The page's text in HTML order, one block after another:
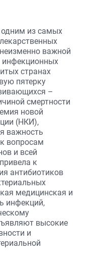
одним из самых
важной
инфекционных
странах
пятерку
–
смертности
новой
(НКИ),
важность
вопросам
и всей
к
антибиотиков
медицинская и
инфекций,
высокие
и